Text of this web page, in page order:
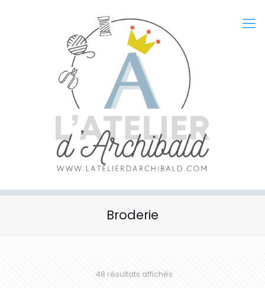
Broderie
48 résultats affichés